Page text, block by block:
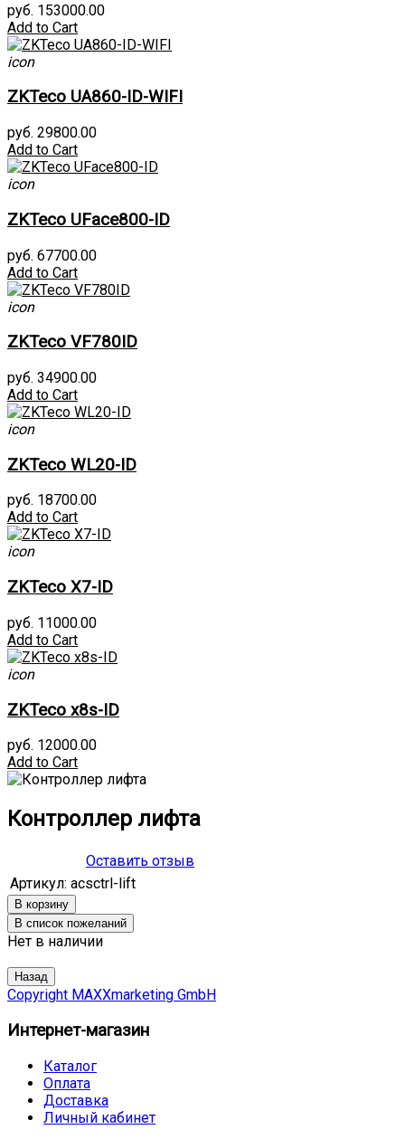
руб. 153000.00
Add to Cart
icon
ZKTeco UA860-ID-WIFI
руб. 29800.00
Add to Cart
icon
ZKTeco UFace800-ID
руб. 67700.00
Add to Cart
icon
ZKTeco VF780ID
руб. 34900.00
Add to Cart
icon
ZKTeco WL20-ID
руб. 18700.00
Add to Cart
icon
ZKTeco X7-ID
руб. 11000.00
Add to Cart
icon
ZKTeco x8s-ID
руб. 12000.00
Add to Cart
Контроллер лифта
Оставить отзыв
Артикул: acsctrl-lift
Нет в наличии
Copyright MAXXmarketing GmbH
Интернет-магазин
Каталог
Оплата
Доставка
Личный кабинет